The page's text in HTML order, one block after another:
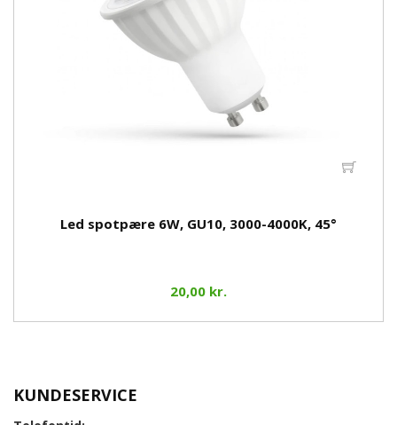
Led spotpære 6W, GU10, 3000-4000K, 45°
20,00 kr.
KUNDESERVICE